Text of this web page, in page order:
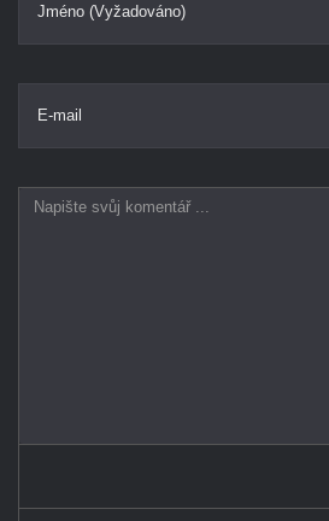
Jméno (Vyžadováno)
E-mail